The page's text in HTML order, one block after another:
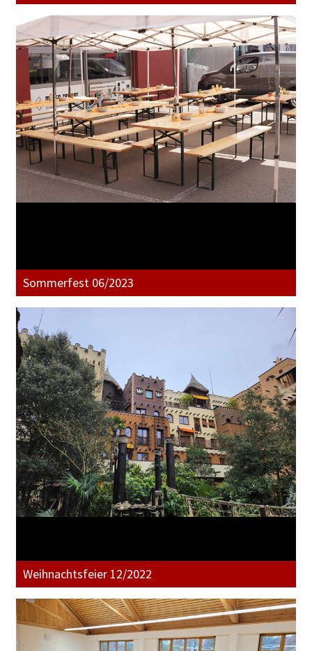
Sommerfest 06/2023
Weihnachtsfeier 12/2022